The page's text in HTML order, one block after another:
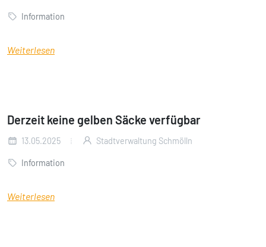
Information
Weiterlesen
Derzeit keine gelben Säcke verfügbar
13.05.2025 Stadtverwaltung Schmölln
Information
Weiterlesen